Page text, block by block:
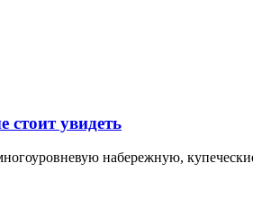
стоит увидеть
набережную,